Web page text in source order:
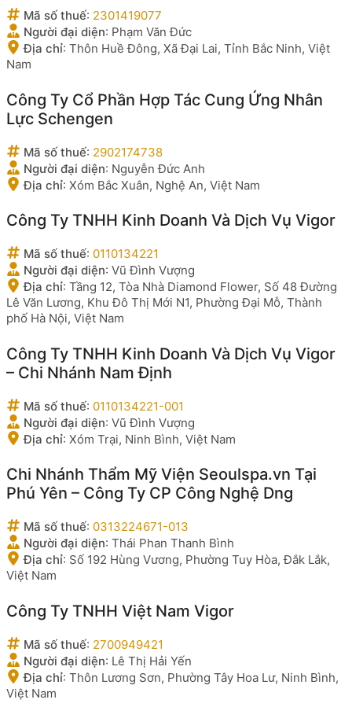
Mã số thuế: 2301419077
Người đại diện: Phạm Văn Đức
Địa chỉ: Thôn Huề Đông, Xã Đại Lai, Tỉnh Bắc Ninh, Việt
Nam
Công Ty Cổ Phần Hợp Tác Cung Ứng Nhân
Lực Schengen
Mã số thuế: 2902174738
Người đại diện: Nguyễn Đức Anh
Địa chỉ: Xóm Bắc Xuân, Nghệ An, Việt Nam
Công Ty TNHH Kinh Doanh Và Dịch Vụ Vigor
Mã số thuế: 0110134221
Người đại diện: Vũ Đình Vượng
Địa chỉ: Tầng 12, Tòa Nhà Diamond Flower, Số 48 Đường
Lê Văn Lương, Khu Đô Thị Mới N1, Phường Đại Mỗ, Thành
phố Hà Nội, Việt Nam
Công Ty TNHH Kinh Doanh Và Dịch Vụ Vigor
– Chi Nhánh Nam Định
Mã số thuế: 0110134221-001
Người đại diện: Vũ Đình Vượng
Địa chỉ: Xóm Trại, Ninh Bình, Việt Nam
Chi Nhánh Thẩm Mỹ Viện Seoulspa.vn Tại
Phú Yên – Công Ty CP Công Nghệ Dng
Mã số thuế: 0313224671-013
Người đại diện: Thái Phan Thanh Bình
Địa chỉ: Số 192 Hùng Vương, Phường Tuy Hòa, Đắk Lắk,
Việt Nam
Công Ty TNHH Việt Nam Vigor
Mã số thuế: 2700949421
Người đại diện: Lê Thị Hải Yến
Địa chỉ: Thôn Lương Sơn, Phường Tây Hoa Lư, Ninh Bình,
Việt Nam